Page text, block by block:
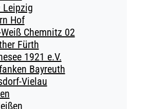
Leipzig
Hof
Chemnitz 02
Fürth
1921 e.V.
Bayreuth
Vielau